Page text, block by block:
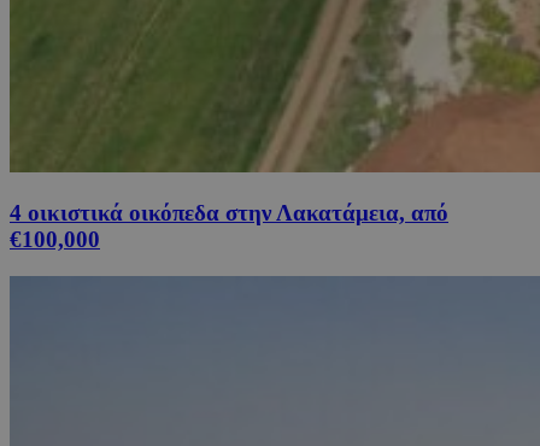
4 οικιστικά οικόπεδα στην Λακατάμεια, από
€100,000